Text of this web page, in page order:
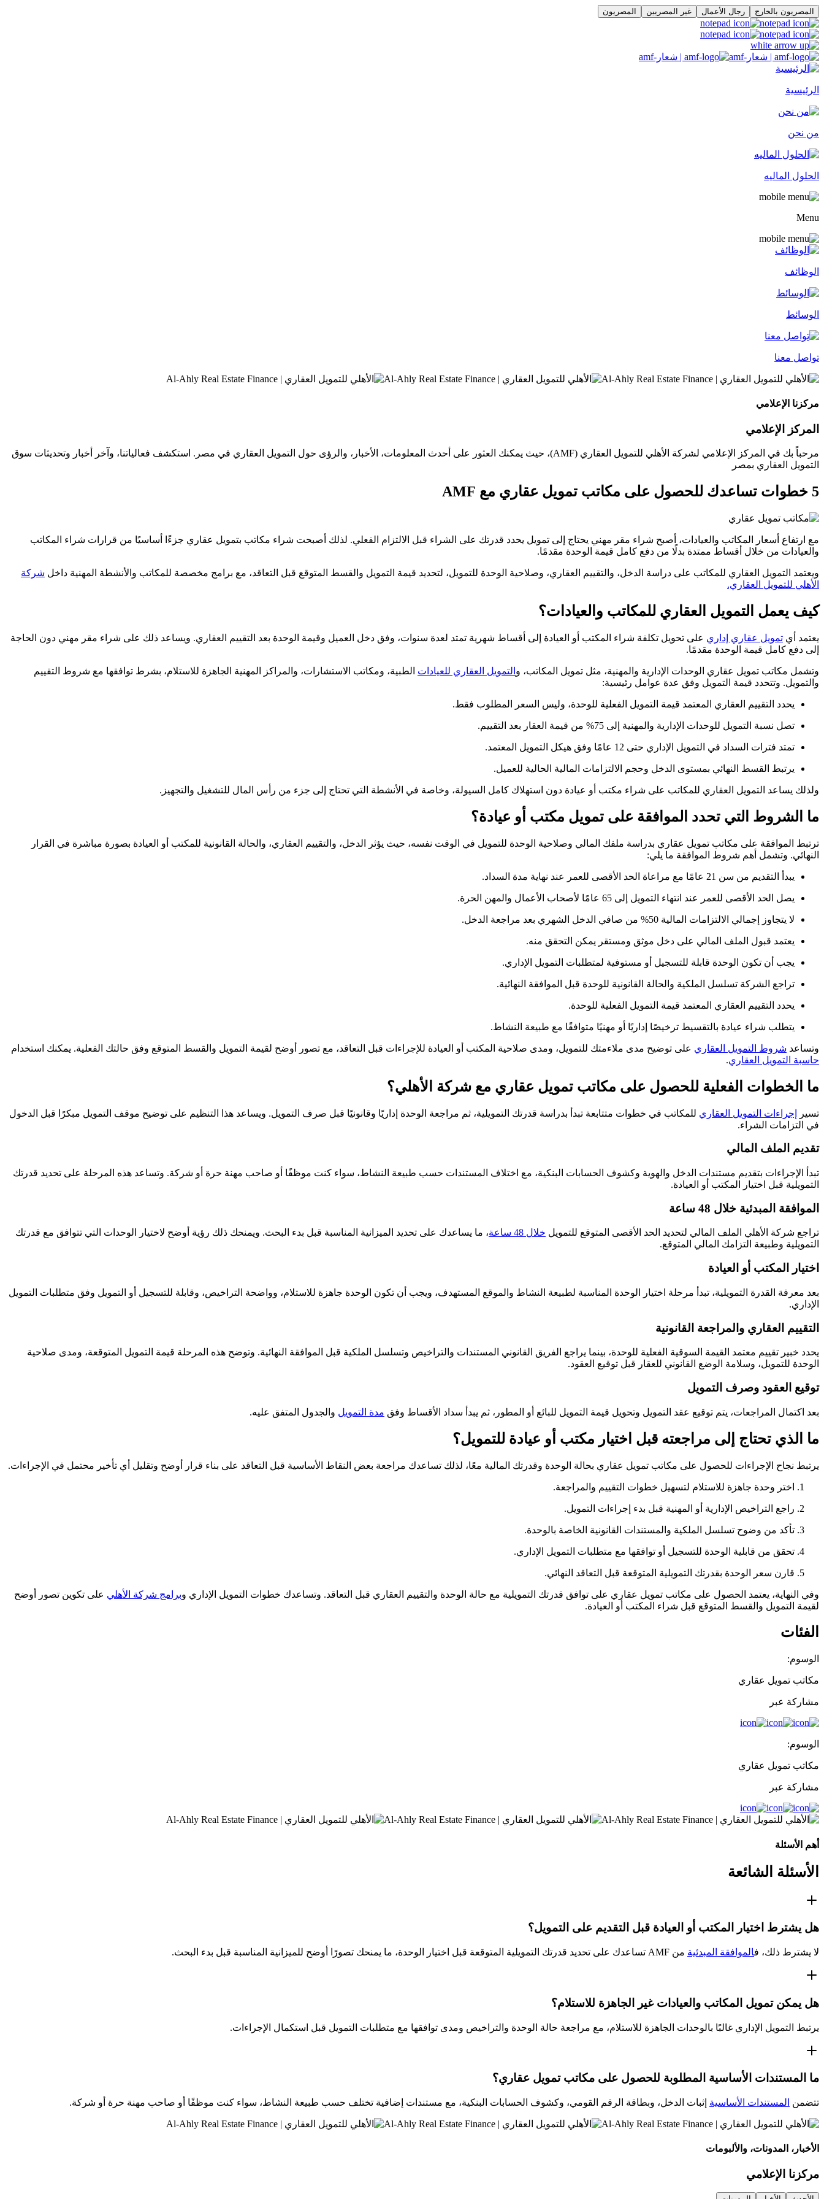
المصريون بالخارج رجال الأعمال غير المصريين المصريون
الرئيسية
من نحن
الحلول الماليه
Menu
الوظائف
الوسائط
تواصل معنا
مركزنا الإعلامي
المركز الإعلامي
مرحباً بك في المركز الإعلامي لشركة الأهلي للتمويل العقاري (AMF)، حيث يمكنك العثور على أحدث المعلومات، الأخبار، والرؤى حول التمويل العقاري في مصر. استكشف فعالياتنا، وآخر أخبار وتحديثات سوق
التمويل العقاري بمصر
5 خطوات تساعدك للحصول على مكاتب تمويل عقاري مع AMF
مع ارتفاع أسعار المكاتب والعيادات، أصبح شراء مقر مهني يحتاج إلى تمويل يحدد قدرتك على الشراء قبل الالتزام الفعلي. لذلك أصبحت شراء مكاتب بتمويل عقاري جزءًا أساسيًا من قرارات شراء المكاتب
والعيادات من خلال أقساط ممتدة بدلًا من دفع كامل قيمة الوحدة مقدمًا.
ويعتمد التمويل العقاري للمكاتب على دراسة الدخل، والتقييم العقاري، وصلاحية الوحدة للتمويل، لتحديد قيمة التمويل والقسط المتوقع قبل التعاقد، مع برامج مخصصة للمكاتب والأنشطة المهنية داخل شركة
الأهلي للتمويل العقاري.
كيف يعمل التمويل العقاري للمكاتب والعيادات؟
يعتمد أي تمويل عقاري إداري على تحويل تكلفة شراء المكتب أو العيادة إلى أقساط شهرية تمتد لعدة سنوات، وفق دخل العميل وقيمة الوحدة بعد التقييم العقاري. ويساعد ذلك على شراء مقر مهني دون الحاجة
إلى دفع كامل قيمة الوحدة مقدمًا.
وتشمل مكاتب تمويل عقاري الوحدات الإدارية والمهنية، مثل تمويل المكاتب، و التمويل العقاري للعيادات الطبية، ومكاتب الاستشارات، والمراكز المهنية الجاهزة للاستلام، بشرط توافقها مع شروط التقييم
والتمويل. وتتحدد قيمة التمويل وفق عدة عوامل رئيسية:
يحدد التقييم العقاري المعتمد قيمة التمويل الفعلية للوحدة، وليس السعر المطلوب فقط.
تصل نسبة التمويل للوحدات الإدارية والمهنية إلى 75% من قيمة العقار بعد التقييم.
تمتد فترات السداد في التمويل الإداري حتى 12 عامًا وفق هيكل التمويل المعتمد.
يرتبط القسط النهائي بمستوى الدخل وحجم الالتزامات المالية الحالية للعميل.
ولذلك يساعد التمويل العقاري للمكاتب على شراء مكتب أو عيادة دون استهلاك كامل السيولة، وخاصة في الأنشطة التي تحتاج إلى جزء من رأس المال للتشغيل والتجهيز.
ما الشروط التي تحدد الموافقة على تمويل مكتب أو عيادة؟
ترتبط الموافقة على مكاتب تمويل عقاري بدراسة ملفك المالي وصلاحية الوحدة للتمويل في الوقت نفسه، حيث يؤثر الدخل، والتقييم العقاري، والحالة القانونية للمكتب أو العيادة بصورة مباشرة في القرار
النهائي. وتشمل أهم شروط الموافقة ما يلي:
يبدأ التقديم من سن 21 عامًا مع مراعاة الحد الأقصى للعمر عند نهاية مدة السداد.
يصل الحد الأقصى للعمر عند انتهاء التمويل إلى 65 عامًا لأصحاب الأعمال والمهن الحرة.
لا يتجاوز إجمالي الالتزامات المالية 50% من صافي الدخل الشهري بعد مراجعة الدخل.
يعتمد قبول الملف المالي على دخل موثق ومستقر يمكن التحقق منه.
يجب أن تكون الوحدة قابلة للتسجيل أو مستوفية لمتطلبات التمويل الإداري.
تراجع الشركة تسلسل الملكية والحالة القانونية للوحدة قبل الموافقة النهائية.
يحدد التقييم العقاري المعتمد قيمة التمويل الفعلية للوحدة.
يتطلب شراء عيادة بالتقسيط ترخيصًا إداريًا أو مهنيًا متوافقًا مع طبيعة النشاط.
وتساعد شروط التمويل العقاري على توضيح مدى ملاءمتك للتمويل، ومدى صلاحية المكتب أو العيادة للإجراءات قبل التعاقد، مع تصور أوضح لقيمة التمويل والقسط المتوقع وفق حالتك الفعلية. يمكنك استخدام
حاسبة التمويل العقاري.
ما الخطوات الفعلية للحصول على مكاتب تمويل عقاري مع شركة الأهلي؟
تسير إجراءات التمويل العقاري للمكاتب في خطوات متتابعة تبدأ بدراسة قدرتك التمويلية، ثم مراجعة الوحدة إداريًا وقانونيًا قبل صرف التمويل. ويساعد هذا التنظيم على توضيح موقف التمويل مبكرًا قبل الدخول
في التزامات الشراء.
تقديم الملف المالي
تبدأ الإجراءات بتقديم مستندات الدخل والهوية وكشوف الحسابات البنكية، مع اختلاف المستندات حسب طبيعة النشاط، سواء كنت موظفًا أو صاحب مهنة حرة أو شركة. وتساعد هذه المرحلة على تحديد قدرتك
التمويلية قبل اختيار المكتب أو العيادة.
الموافقة المبدئية خلال 48 ساعة
تراجع شركة الأهلي الملف المالي لتحديد الحد الأقصى المتوقع للتمويل خلال 48 ساعة
، ما يساعدك على تحديد الميزانية المناسبة قبل بدء البحث. ويمنحك ذلك رؤية أوضح لاختيار الوحدات التي تتوافق مع قدرتك
التمويلية وطبيعة التزامك المالي المتوقع.
اختيار المكتب أو العيادة
بعد معرفة القدرة التمويلية، تبدأ مرحلة اختيار الوحدة المناسبة لطبيعة النشاط والموقع المستهدف، ويجب أن تكون الوحدة جاهزة للاستلام، وواضحة التراخيص، وقابلة للتسجيل أو التمويل وفق متطلبات التمويل
الإداري.
التقييم العقاري والمراجعة القانونية
يحدد خبير تقييم معتمد القيمة السوقية الفعلية للوحدة، بينما يراجع الفريق القانوني المستندات والتراخيص وتسلسل الملكية قبل الموافقة النهائية. وتوضح هذه المرحلة قيمة التمويل المتوقعة، ومدى صلاحية
الوحدة للتمويل، وسلامة الوضع القانوني للعقار قبل توقيع العقود.
توقيع العقود وصرف التمويل
بعد اكتمال المراجعات، يتم توقيع عقد التمويل وتحويل قيمة التمويل للبائع أو المطور، ثم يبدأ سداد الأقساط وفق مدة التمويل والجدول المتفق عليه.
ما الذي تحتاج إلى مراجعته قبل اختيار مكتب أو عيادة للتمويل؟
يرتبط نجاح الإجراءات للحصول على مكاتب تمويل عقاري بحالة الوحدة وقدرتك المالية معًا، لذلك تساعدك مراجعة بعض النقاط الأساسية قبل التعاقد على بناء قرار أوضح وتقليل أي تأخير محتمل في الإجراءات.
اختر وحدة جاهزة للاستلام لتسهيل خطوات التقييم والمراجعة.
راجع التراخيص الإدارية أو المهنية قبل بدء إجراءات التمويل.
تأكد من وضوح تسلسل الملكية والمستندات القانونية الخاصة بالوحدة.
تحقق من قابلية الوحدة للتسجيل أو توافقها مع متطلبات التمويل الإداري.
قارن سعر الوحدة بقدرتك التمويلية المتوقعة قبل التعاقد النهائي.
وفي النهاية، يعتمد الحصول على مكاتب تمويل عقاري على توافق قدرتك التمويلية مع حالة الوحدة والتقييم العقاري قبل التعاقد. وتساعدك خطوات التمويل الإداري وبرامج شركة الأهلي على تكوين تصور أوضح
لقيمة التمويل والقسط المتوقع قبل شراء المكتب أو العيادة.
الفئات
الوسوم:
مكاتب تمويل عقاري
مشاركة عبر
الوسوم:
مكاتب تمويل عقاري
مشاركة عبر
أهم الأسئلة
الأسئلة الشائعة
هل يشترط اختيار المكتب أو العيادة قبل التقديم على التمويل؟
لا يشترط ذلك، فالموافقة المبدئية من AMF تساعدك على تحديد قدرتك التمويلية المتوقعة قبل اختيار الوحدة، ما يمنحك تصورًا أوضح للميزانية المناسبة قبل بدء البحث.
هل يمكن تمويل المكاتب والعيادات غير الجاهزة للاستلام؟
يرتبط التمويل الإداري غالبًا بالوحدات الجاهزة للاستلام، مع مراجعة حالة الوحدة والتراخيص ومدى توافقها مع متطلبات التمويل قبل استكمال الإجراءات.
ما المستندات الأساسية المطلوبة للحصول على مكاتب تمويل عقاري؟
تتضمن المستندات الأساسية إثبات الدخل، وبطاقة الرقم القومي، وكشوف الحسابات البنكية، مع مستندات إضافية تختلف حسب طبيعة النشاط، سواء كنت موظفًا أو صاحب مهنة حرة أو شركة.
الأخبار، المدونات، والألبومات
مركزنا الإعلامي